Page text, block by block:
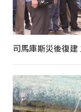
司馬庫斯災後復